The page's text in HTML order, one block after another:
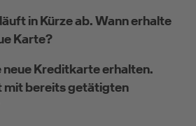
in Kürze ab. Wann erhalte
Karte?
neue Kreditkarte erhalten.
mit bereits getätigten